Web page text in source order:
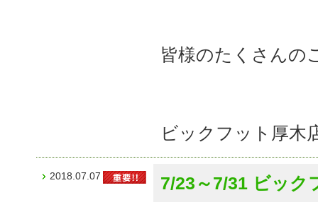
皆様のたくさんの
ビックフット厚
2018.07.07
7/23～7/31 ビッ